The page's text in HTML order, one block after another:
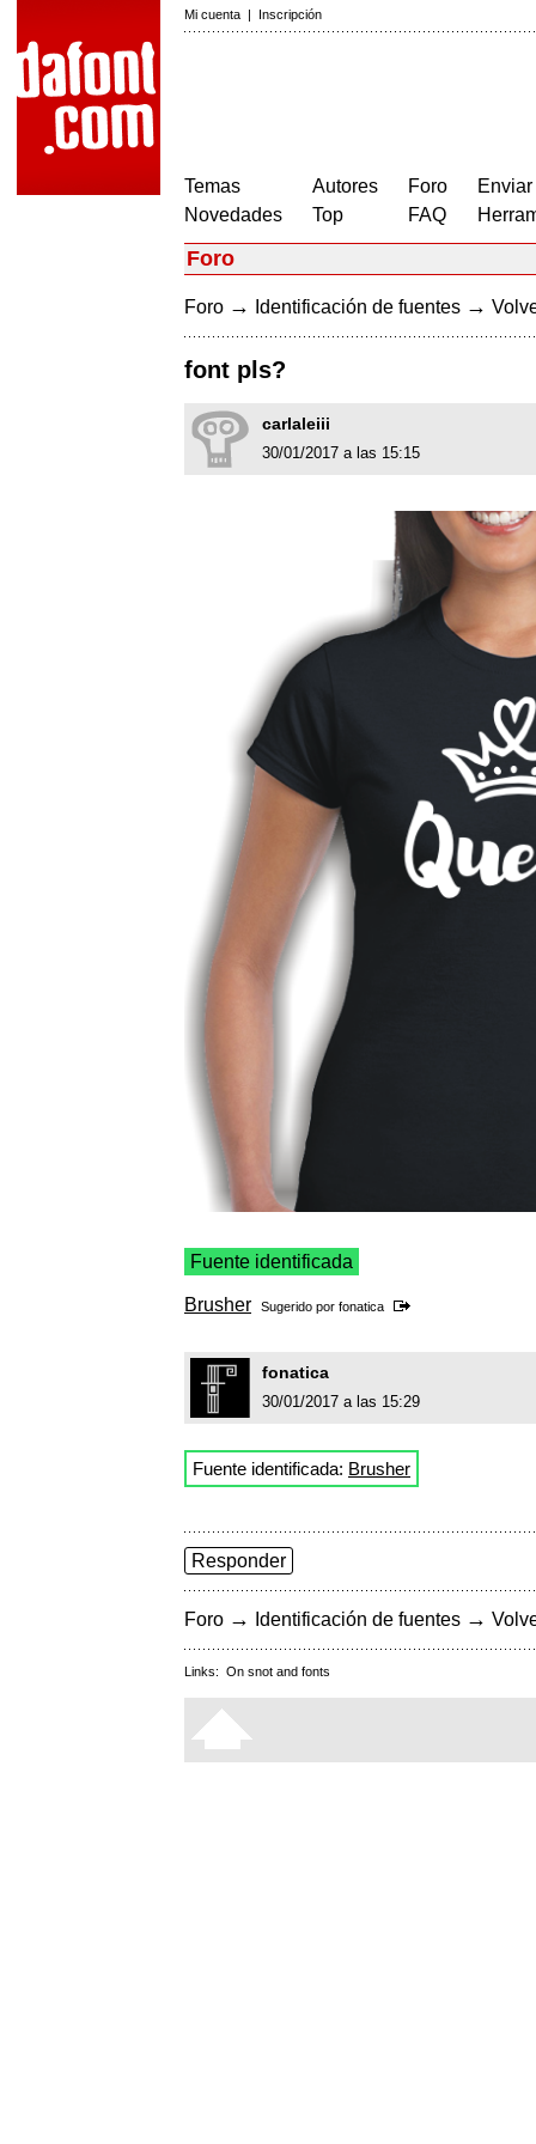
Mi cuenta | Inscripción
Temas
Novedades
Autores
Top
Foro
FAQ
Foro
Foro → Identificación de fuentes →
font pls?
carlaleiii
30/01/2017 a las 15:15
Fuente identificada
Brusher Sugerido por fonatica
fonatica
30/01/2017 a las 15:29
Fuente identificada: Brusher
Responder
Foro → Identificación de fuentes →
Links: On snot and fonts